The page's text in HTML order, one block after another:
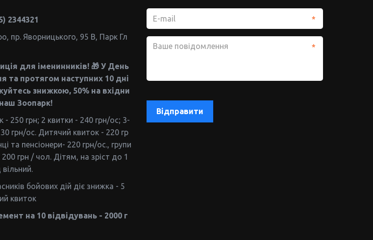
2344321
, пр. Яворницького, 95 В, Парк Гл
для іменинників! 🎁 У День
та протягом наступних 10 дні
знижкою, 50% на вхідни
Зоопарк!
- 250 грн; 2 квитки - 240 грн/ос; 3-
грн/ос. Дитячий квиток - 220 гр
та пенсіонери- 220 грн/ос., групи
200 грн / чол. Дітям, на зріст до 1
бойових дій діє знижка - 5
квиток
на 10 відвідувань - 2000 г
*
*
Відправити